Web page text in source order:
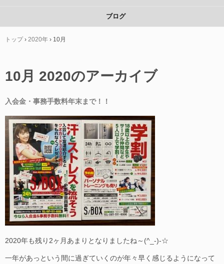
ブログ
トップ › 2020年 › 10月
10月 2020のアーカイブ
入会金・事務手数料年末まで！！
2020年も残り2ヶ月あまりとなりましたね～(^_-)-☆
一年があっという間に過ぎていくのが年々早く感じるようになって